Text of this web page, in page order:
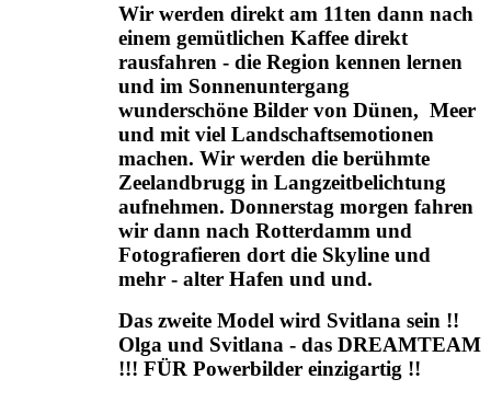
Wir werden direkt am 11ten dann nach
einem gemütlichen Kaffee direkt
rausfahren - die Region kennen lernen
und im Sonnenuntergang
wunderschöne Bilder von Dünen, Meer
und mit viel Landschaftsemotionen
machen. Wir werden die berühmte
Zeelandbrugg in Langzeitbelichtung
aufnehmen. Donnerstag morgen fahren
wir dann nach Rotterdamm und
Fotografieren dort die Skyline und
mehr - alter Hafen und und.
Das zweite Model wird Svitlana sein !!
Olga und Svitlana - das DREAMTEAM
!!! FÜR Powerbilder einzigartig !!